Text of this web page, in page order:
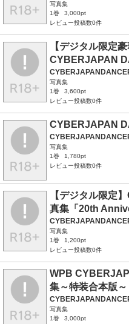
写真集
1巻
3,000pt
レビュー投稿数0件
【デジタル限定
CYBERJAPAN
写真集
1巻
3,600pt
レビュー投稿数0件
CYBERJAPAN
写真集
1巻
1,780pt
レビュー投稿数0件
【デジタル限定
真集「20th
写真集
1巻
1,200pt
レビュー投稿数0件
WPB
集～特装合本版～
写真集
1巻
3,000pt